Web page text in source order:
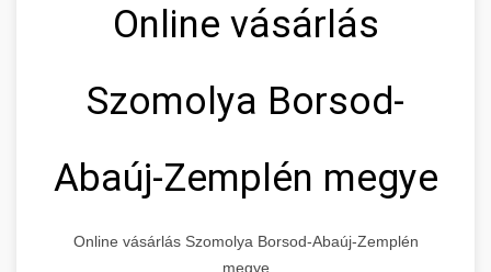
Online vásárlás
Szomolya Borsod-
Abaúj-Zemplén megye
Online vásárlás Szomolya Borsod-Abaúj-Zemplén
megye